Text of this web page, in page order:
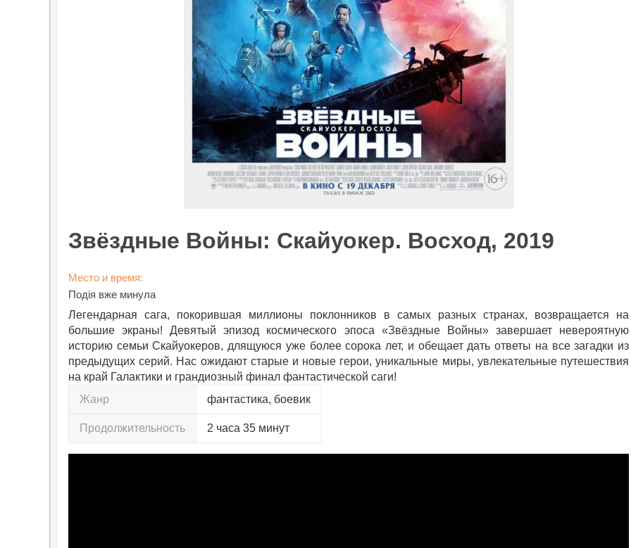
Звёздные Войны: Скайуокер. Восход, 2019
Место и время:
Подія вже минула
Легендарная сага, покорившая миллионы поклонников в самых разных странах, возвращается на
большие экраны! Девятый эпизод космического эпоса «Звёздные Войны» завершает невероятную
историю семьи Скайуокеров, длящуюся уже более сорока лет, и обещает дать ответы на все загадки из
предыдущих серий. Нас ожидают старые и новые герои, уникальные миры, увлекательные путешествия
на край Галактики и грандиозный финал фантастической саги!
Жанр
фантастика, боевик
Продолжительность 2 часа 35 минут